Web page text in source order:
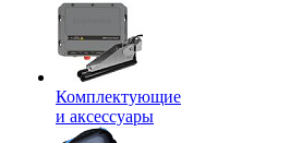
Комплектующие
и аксессуары